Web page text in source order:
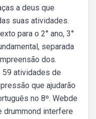
a deus que
suas atividades.
para o 2° ano, 3°
separada
dos.
59 atividades de
que ajudarão
no 8º. Webde
drummond interfere